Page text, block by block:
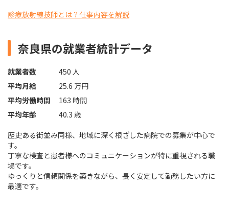
診療放射線技師とは？仕事内容を解説
奈良県の就業者統計データ
就業者数
450 人
平均月給
25.6 万円
平均労働時間
163 時間
平均年齢
40.3 歳
歴史ある街並み同様、地域に深く根ざした病院での募集が中心で
す。
丁寧な検査と患者様へのコミュニケーションが特に重視される職
場です。
ゆっくりと信頼関係を築きながら、長く安定して勤務したい方に
最適です。